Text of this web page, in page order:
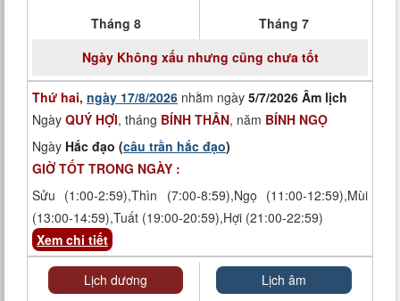
Tháng 8
Tháng 7
NgàyKhông xấu nhưng cũng chưa tốt
Thứ hai, ngày 17/8/2026 nhằm ngày 5/7/2026 Âm lịch
Ngày QUÝ HỢI, tháng BÍNH THÂN, năm BÍNH NGỌ
Ngày Hắc đạo (câu trần hắc đạo)
GIỜ TỐT TRONG NGÀY :
Sửu (1:00-2:59),Thìn (7:00-8:59),Ngọ (11:00-12:59),Mùi
(13:00-14:59),Tuất (19:00-20:59),Hợi (21:00-22:59)
Xem chi tiết
Lịch dương Lịch âm